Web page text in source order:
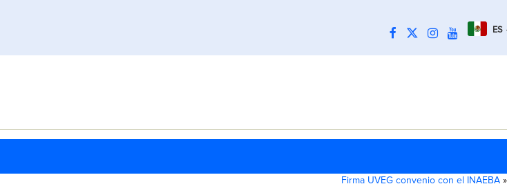
ES
Firma UVEG convenio con el INAEBA »